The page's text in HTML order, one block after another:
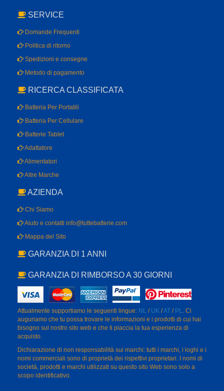
SERVICE
Domande Frequenti
Politica di ritorno
Spedizioni e consegne
Metodo di pagamento
RICERCA CLASSIFICATA
Batteria Per Portatili
Batteria Per Cellulare
Batterie Tablet
Adattatore
Alimentatori
Altre Marche
AZIENDA
Chi Siamo
Aiuto e contatti info@tuttebatterie.com
Mappa del Sito
GARANZIA DI 1 ANNI
GARANZIA DI RIMBORSO A 30 GIORNI
Attualmente supportiamo le seguenti lingue: NL / UK /AT / PL. Ci
auguriamo che tu possa trovare le informazioni e i prodotti di cui hai
bisogno sul nostro sito web e che ti piaccia la tua esperienza di
acquisto.
Dichiarazione di non responsabilità sui marchi: tutti i marchi, i loghi e i
nomi commerciali sono di proprietà dei rispettivi proprietari. I nomi di
società, prodotti e marchi utilizzati su questo sito Web sono solo a
scopo identificativo.